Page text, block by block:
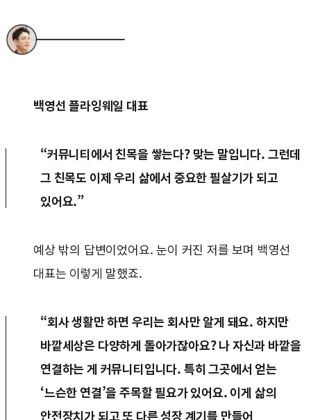
백영선 플라잉웨일 대표
“커뮤니티에서 친목을 쌓는다? 맞는 말입니다. 그런데
그 친목도 이제 우리 삶에서 중요한 필살기가 되고
있어요.”
예상 밖의 답변이었어요. 눈이 커진 저를 보며 백영선
대표는 이렇게 말했죠.
“회사 생활만 하면 우리는 회사만 알게 돼요. 하지만
바깥세상은 다양하게 돌아가잖아요? 나 자신과 바깥을
연결하는 게 커뮤니티입니다. 특히 그곳에서 얻는
‘느슨한 연결’을 주목할 필요가 있어요. 이게 삶의
안전장치가 되고 또 다른 성장 계기를 만들어